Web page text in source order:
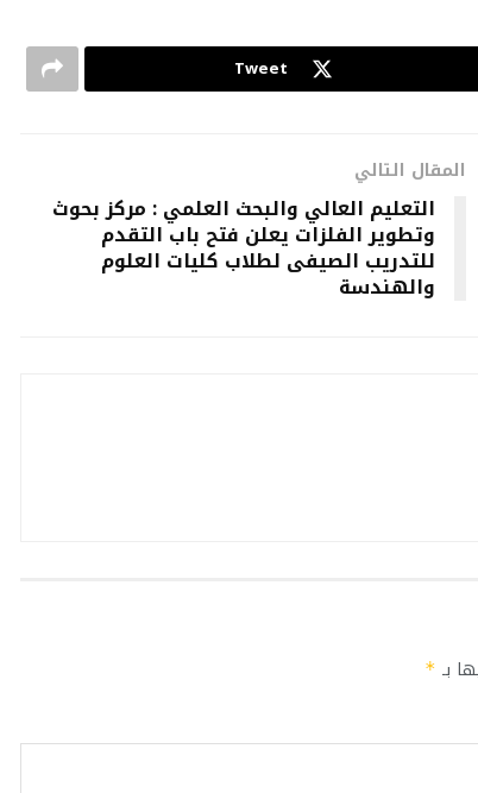
Tweet
المقال التالي
التعليم العالي والبحث العلمي : مركز بحوث
وتطوير الفلزات يعلن فتح باب التقدم
للتدريب الصيفى لطلاب كليات العلوم
والهندسة
بـ *